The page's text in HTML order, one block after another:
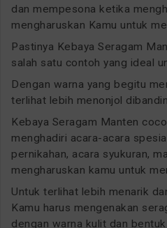
dan mempesona ketika
mengharuskan Kamu untuk
Pastinya Kebaya Seragam
salah satu contoh yang ideal
Dengan warna yang begitu
terlihat lebih menonjol
Kebaya Seragam Manten
menghadiri acara-acara
pernikahan, acara syukuran,
mengharuskan kamu untuk
Untuk terlihat lebih menarik
Kamu harus mengenakan
dengan warna kulit dan bentuk